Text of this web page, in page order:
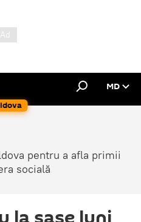
MD
pentru a afla primii
socială